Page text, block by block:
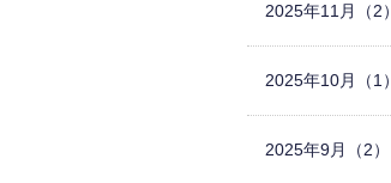
2025年11月（2）
2025年10月（1）
2025年9月（2）